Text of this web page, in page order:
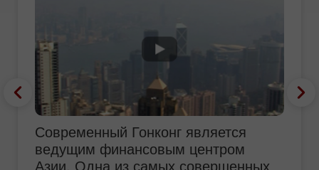
Современный Гонконг является
ведущим финансовым центром
Азии. Одна из самых совершенных